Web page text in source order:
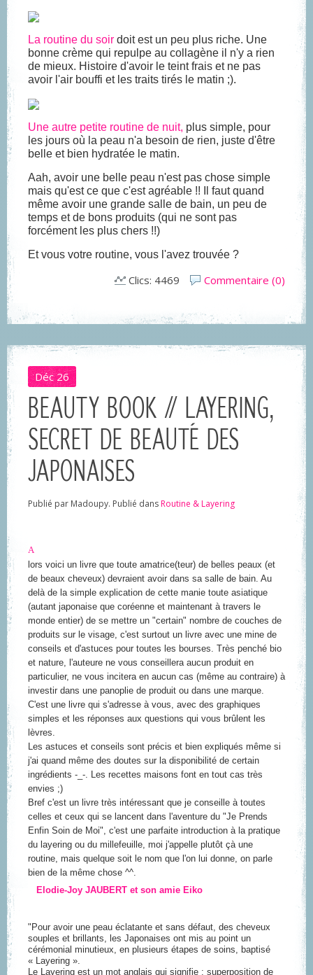
La routine du soir doit est un peu plus riche. Une
bonne crème qui repulpe au collagène il n'y a rien
de mieux. Histoire d'avoir le teint frais et ne pas
avoir l'air bouffi et les traits tirés le matin ;).
Une autre petite routine de nuit, plus simple, pour
les jours où la peau n'a besoin de rien, juste d'être
belle et bien hydratée le matin.
Aah, avoir une belle peau n'est pas chose simple
mais qu'est ce que c'est agréable !! Il faut quand
même avoir une grande salle de bain, un peu de
temps et de bons produits (qui ne sont pas
forcément les plus chers !!)
Et vous votre routine, vous l'avez trouvée ?
Commentaire (0)
Clics: 4469
Déc 26
BEAUTY BOOK // LAYERING,
SECRET DE BEAUTÉ DES
JAPONAISES
Publié par Madoupy. Publié dansRoutine & Layering
A
lors voici un livre que toute amatrice(teur) de belles peaux (et
de beaux cheveux) devraient avoir dans sa salle de bain. Au
delà de la simple explication de cette manie toute asiatique
(autant japonaise que coréenne et maintenant à travers le
monde entier) de se mettre un "certain" nombre de couches de
produits sur le visage, c'est surtout un livre avec une mine de
conseils et d'astuces pour toutes les bourses. Très penché bio
et nature, l'auteure ne vous conseillera aucun produit en
particulier, ne vous incitera en aucun cas (même au contraire) à
investir dans une panoplie de produit ou dans une marque.
C'est une livre qui s'adresse à vous, avec des graphiques
simples et les réponses aux questions qui vous brûlent les
lèvres.
Les astuces et conseils sont précis et bien expliqués même si
j'ai quand même des doutes sur la disponibilité de certain
ingrédients -_-. Les recettes maisons font en tout cas très
envies ;)
Bref c'est un livre très intéressant que je conseille à toutes
celles et ceux qui se lancent dans l'aventure du "Je Prends
Enfin Soin de Moi", c'est une parfaite introduction à la pratique
du layering ou du millefeuille, moi j'appelle plutôt çà une
routine, mais quelque soit le nom que l'on lui donne, on parle
bien de la même chose ^^.
Elodie-Joy JAUBERT et son amie Eiko
"Pour avoir une peau éclatante et sans défaut, des cheveux
souples et brillants, les Japonaises ont mis au point un
cérémonial minutieux, en plusieurs étapes de soins, baptisé
« Layering ».
Le Layering est un mot anglais qui signifie : superposition de